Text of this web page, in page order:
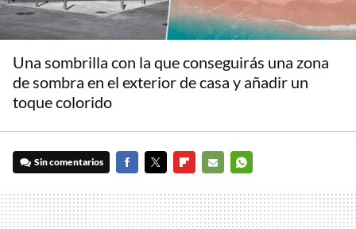
Una sombrilla con la que conseguirás una zona
de sombra en el exterior de casa y añadir un
toque colorido
Sin comentarios
MAIL